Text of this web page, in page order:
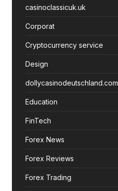
casinoclassicuk.uk
Corporat
Cryptocurrency service
Design
dollycasinodeutschland.com
Education
FinTech
Forex News
Forex Reviews
Forex Trading